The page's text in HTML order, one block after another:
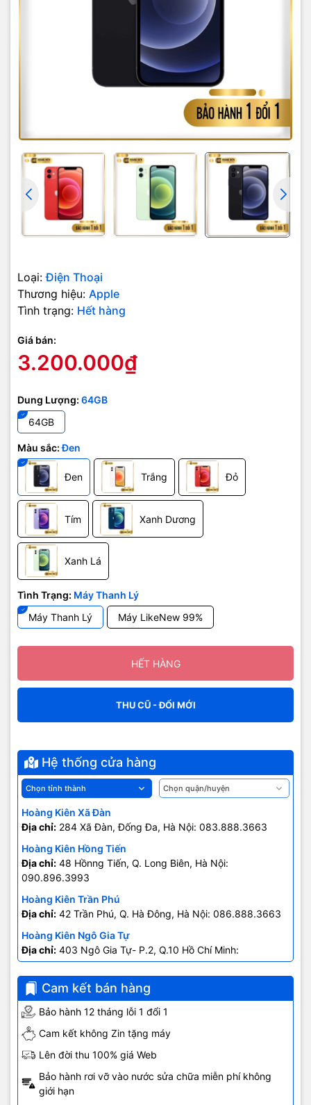
Loại: Điện Thoại
Thương hiệu: Apple
Tình trạng: Hết hàng
Giá bán:
3.200.000₫
Dung Lượng: 64GB
64GB
Màu sắc:Đen
Đen Trắng Đỏ
Tím Xanh Dương
Xanh Lá
Tình Trạng: Máy Thanh Lý
Máy Thanh Lý
Máy LikeNew 99%
HẾT HÀNG
THU CŨ - ĐỔI MỚI
Hệ thống cửa hàng
Hoàng Kiên Xã Đàn
Địa chỉ: 284 Xã Đàn, Đống Đa, Hà Nội: 083.888.3663
Hoàng Kiên Hồng Tiến
Địa chỉ: 48 Hồnng Tiến, Q. Long Biên, Hà Nội:
090.896.3993
Hoàng Kiên Trần Phú
Địa chỉ: 42 Trần Phú, Q. Hà Đông, Hà Nội: 086.888.3663
Hoàng Kiên Ngô Gia Tự
Địa chỉ: 403 Ngô Gia Tự- P.2, Q.10 Hồ Chí Minh:
0707.678.707
Cam kết bán hàng
Bảo hành 12 tháng lỗi 1 đổi 1
Cam kết không Zin tặng máy
Lên đời thu 100% giá Web
Bảo hành rơi vỡ vào nước sửa chữa miễn phí không
giới hạn
không còn được thiết kế bo cong các cạnh, mà thay vào đó là
phần cạnh máy được vát phẳng vô cùng mạnh mẽ và cá tính.
hàng không vũ trụ trên iPhone 12 Mini đem đến cho người dùng
thiết kế cứng cáp nhưng trọng lượng không quá nặng.
Máy nổi bật với hệ thống camera hình vuông độc đáo, kết hợp
cùng mặt lưng bằng kính bóng bẩy cho cảm giác cầm nắm vô
cùng thích.
sắc cho bạn tha hồ lựa chọn. Đặc biệt, Apple vừa bổ sung màu
xanh dương vốn tươi tắn nhẹ nhàng nổi bật để lôi kéo sự chú ý, là
một sự lựa chọn mới mẻ ấn tượng ngay từ cái nhìn đầu tiên.
Màn hình OLED Super Retina
XDR siêu sắc nét
Phía trước vẫn là màn hình kiểu dáng tai thỏ quen thuộc, với phần
viền màn hình được tinh gọn hơn một cách đáng kể mang đến cảm
giác màn hình lớn hơn dù iPhone 12 Mini có kích cỡ màn hình chỉ
5.4 inch.